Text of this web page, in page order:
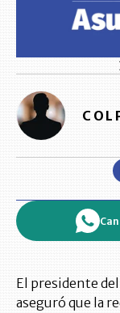
El presidente
aseguró que la